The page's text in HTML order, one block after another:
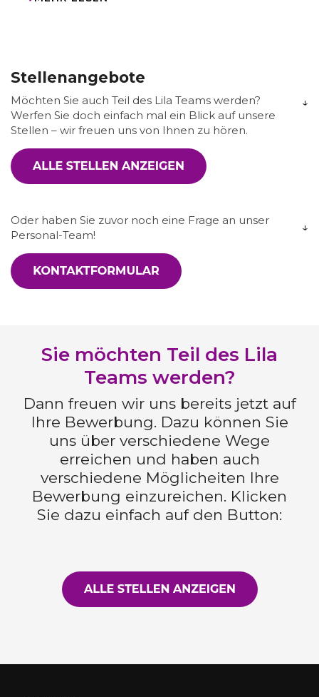
Stellenangebote
Möchten Sie auch Teil des Lila Teams werden?
Werfen Sie doch einfach mal ein Blick auf unsere
Stellen – wir freuen uns von Ihnen zu hören.
Oder haben Sie zuvor noch eine Frage an unser
Personal-Team!
Sie möchten Teil des Lila
Teams werden?
Dann freuen wir uns bereits jetzt auf
Ihre Bewerbung. Dazu können Sie
uns über verschiedene Wege
erreichen und haben auch
verschiedene Möglicheiten Ihre
Bewerbung einzureichen. Klicken
Sie dazu einfach auf den Button: